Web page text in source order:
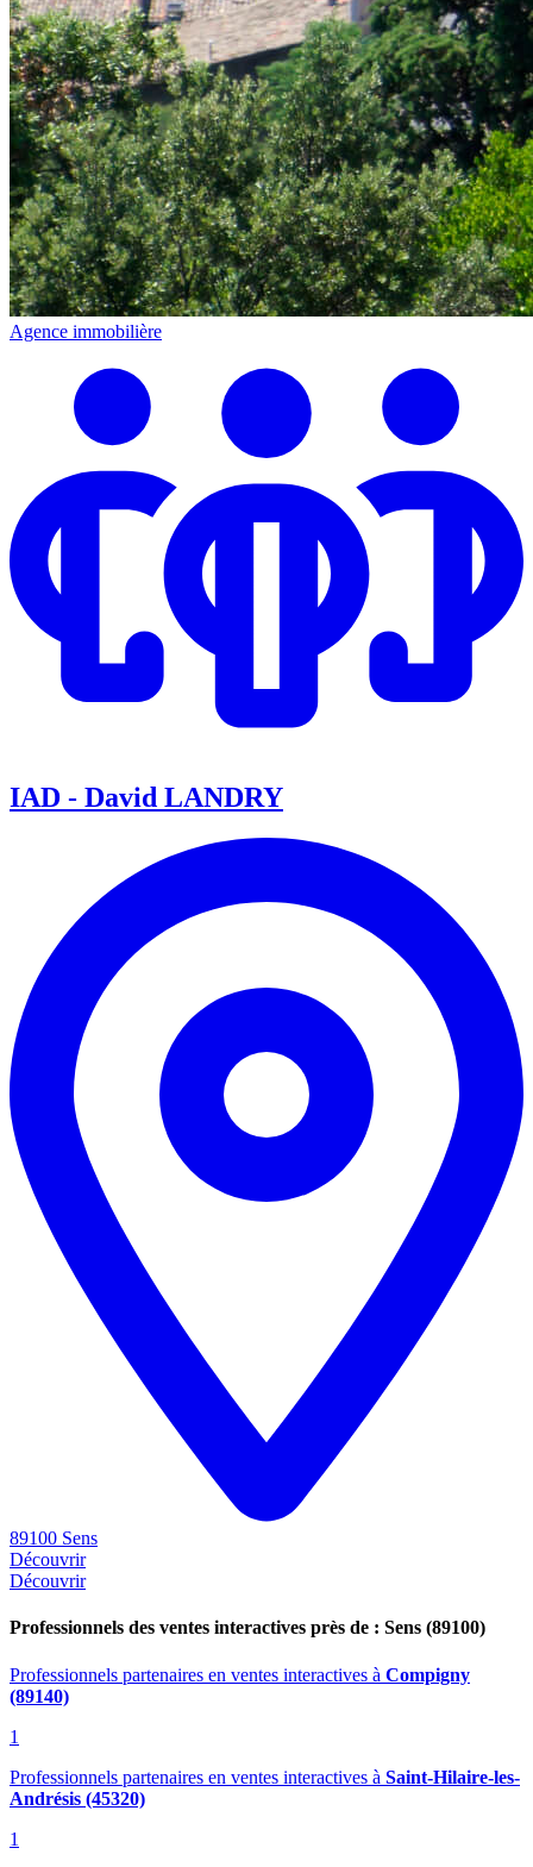
Agence immobilière
IAD - David LANDRY
89100 Sens
Découvrir
Découvrir
Professionnels des ventes interactives près de : Sens (89100)
Professionnels partenaires en ventes interactives à Compigny
(89140)
1
Professionnels partenaires en ventes interactives à Saint-Hilaire-les-
Andrésis (45320)
1